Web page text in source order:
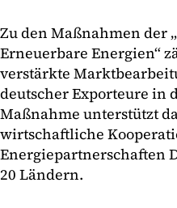
Zu den Maßnahmen der
Erneuerbare Energien“
verstärkte
deutscher Exporteure in
Maßnahme unterstützt
wirtschaftliche
Energiepartnerschaften
20 Ländern.